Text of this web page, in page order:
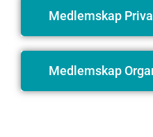
Medlemskap
Medlemskap